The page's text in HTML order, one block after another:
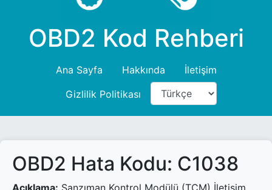
OBD2 Kod Rehberi
Ana Sayfa Hakkında
İletişim
Gizlilik Politikası
OBD2 Hata Kodu: C1038
Açıklama: Şanzıman Kontrol Modülü (TCM) İletişim